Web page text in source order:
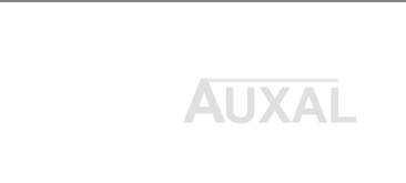
Durite radiateur chauffage
Cale reglage gache coffre R5